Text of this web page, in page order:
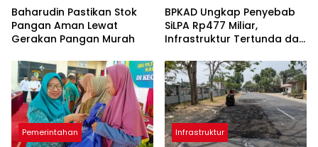
Baharudin Pastikan Stok
Pangan Aman Lewat
Gerakan Pangan Murah
BPKAD Ungkap Penyebab
SiLPA Rp477 Miliar,
Infrastruktur Tertunda dan
Pemerintahan Infrastruktur